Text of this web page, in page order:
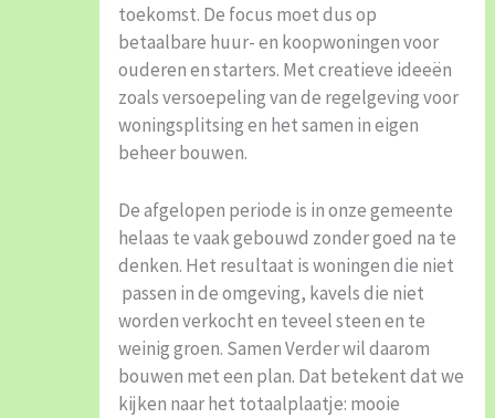
toekomst. De focus moet dus op
betaalbare huur- en koopwoningen voor
ouderen en starters. Met creatieve ideeën
zoals versoepeling van de regelgeving voor
woningsplitsing en het samen in eigen
beheer bouwen.
De afgelopen periode is in onze gemeente
helaas te vaak gebouwd zonder goed na te
denken. Het resultaat is woningen die niet
passen in de omgeving, kavels die niet
worden verkocht en teveel steen en te
weinig groen. Samen Verder wil daarom
bouwen met een plan. Dat betekent dat we
kijken naar het totaalplaatje: mooie